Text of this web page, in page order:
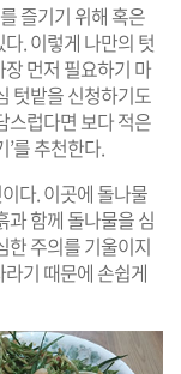
R
L
복
사
유
하
기
크
게
변
경
하
기
작
게
변
경
하
기
즐기기 위해 혹은
. 이렇게 나만의 텃
먼저 필요하기 마
텃밭을 신청하기도
스럽다면 보다 적은
를 추천한다.
다. 이곳에 돌나물
과 함께 돌나물을 심
한 주의를 기울이지
기 때문에 손쉽게